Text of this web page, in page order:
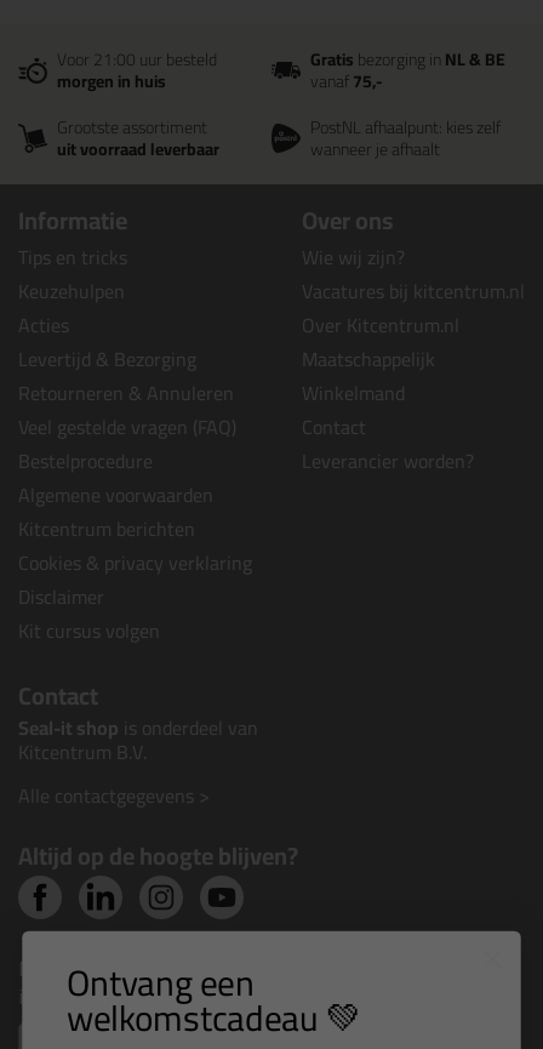
Voor 21:00 uur besteld
morgen in huis
Gratisbezorging inNL & BE
vanaf75,-
Grootste assortiment
uit voorraad leverbaar
PostNL afhaalpunt: kies zelf
wanneer je afhaalt
Informatie
Tips en tricks
Keuzehulpen
Acties
Levertijd & Bezorging
Retourneren & Annuleren
Veel gestelde vragen (FAQ)
Bestelprocedure
Algemene voorwaarden
Kitcentrum berichten
Cookies & privacy verklaring
Disclaimer
Kit cursus volgen
Over ons
Wie wij zijn?
Vacatures bij kitcentrum.nl
Over Kitcentrum.nl
Maatschappelijk
Winkelmand
Contact
Leverancier worden?
Contact
Seal-it shop is onderdeel van
Kitcentrum B.V.
Alle contactgegevens >
Altijd op de hoogte blijven?
Nieuws, tips en exclusieve deals rechtstreeks in je
inbox Ontvang een
welkomstcadeau 💚